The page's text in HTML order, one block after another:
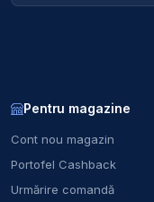
Pentru magazine
Cont nou magazin
Portofel Cashback
Urmărire comandă